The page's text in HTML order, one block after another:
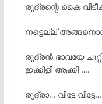
രുദ്രന്റെ കൈ
നട്ടെല്ല്
രുദ്രൻ ഭാവയേ
ഇക്കിളി ആക്കി ….
രുദ്രാ… വിട്ടേ